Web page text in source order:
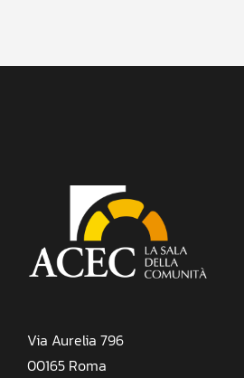
Via Aurelia 796
00165 Roma